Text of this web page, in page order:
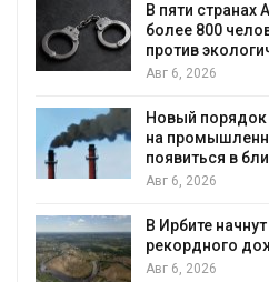
В пяти странах
более 800 человек
против
Авг 6, 2026
Новый порядок
на промышленные
появиться в
Авг 6, 2026
В Ирбите начнут
рекордного
Авг 6, 2026